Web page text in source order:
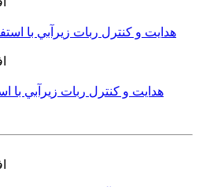
هدايت و كنترل ربات زيرآبي با